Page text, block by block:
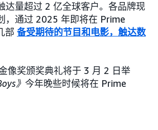
达量超过 2 亿全球客户。各品牌现
，通过 2025 年即将在 Prime
部 备受期待的节目和电影，触达数
像奖颁奖典礼将于 3 月 2 日举
》 今年晚些时候将在 Prime